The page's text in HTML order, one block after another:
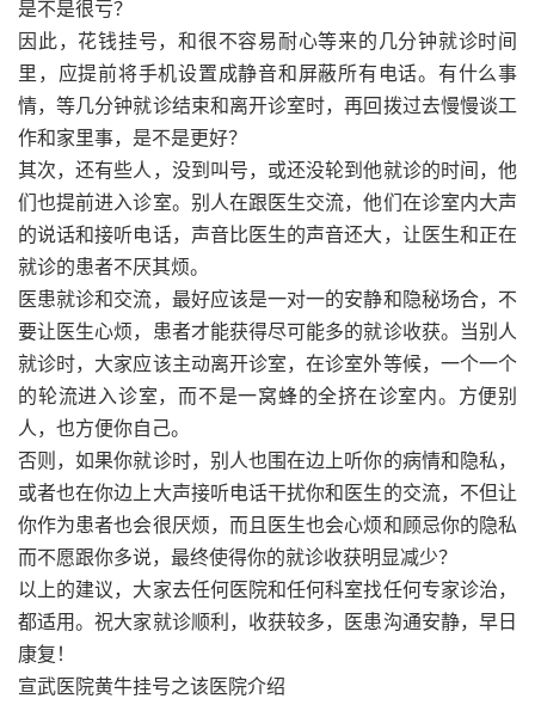
是不是很亏？
因此，花钱挂号，和很不容易耐心等来的几分钟就诊时间
里，应提前将手机设置成静音和屏蔽所有电话。有什么事
情，等几分钟就诊结束和离开诊室时，再回拨过去慢慢谈工
作和家里事，是不是更好？
其次，还有些人，没到叫号，或还没轮到他就诊的时间，他
们也提前进入诊室。别人在跟医生交流，他们在诊室内大声
的说话和接听电话，声音比医生的声音还大，让医生和正在
就诊的患者不厌其烦。
医患就诊和交流，最好应该是一对一的安静和隐秘场合，不
要让医生心烦，患者才能获得尽可能多的就诊收获。当别人
就诊时，大家应该主动离开诊室，在诊室外等候，一个一个
的轮流进入诊室，而不是一窝蜂的全挤在诊室内。方便别
人，也方便你自己。
否则，如果你就诊时，别人也围在边上听你的病情和隐私，
或者也在你边上大声接听电话干扰你和医生的交流，不但让
你作为患者也会很厌烦，而且医生也会心烦和顾忌你的隐私
而不愿跟你多说，最终使得你的就诊收获明显减少？
以上的建议，大家去任何医院和任何科室找任何专家诊治，
都适用。祝大家就诊顺利，收获较多，医患沟通安静，早日
康复！
宣武医院黄牛挂号之该医院介绍